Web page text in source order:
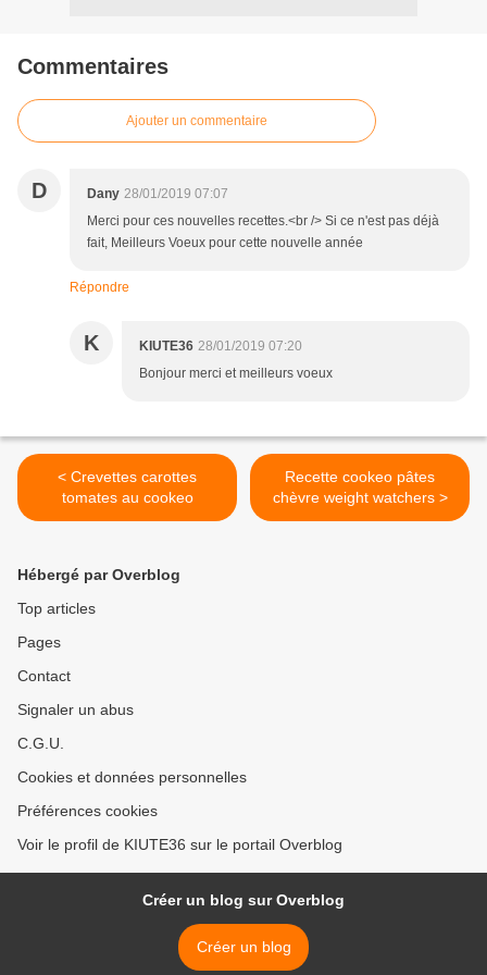
Commentaires
Ajouter un commentaire
D Dany 28/01/2019 07:07
Merci pour ces nouvelles recettes.<br /> Si ce n'est pas déjà
fait, Meilleurs Voeux pour cette nouvelle année
Répondre
K KIUTE36 28/01/2019 07:20
Bonjour merci et meilleurs voeux
< Crevettes carottes
tomates au cookeo
Recette cookeo pâtes
chèvre weight watchers >
Hébergé par Overblog
Top articles
Pages
Contact
Signaler un abus
C.G.U.
Cookies et données personnelles
Préférences cookies
Voir le profil de KIUTE36 sur le portail Overblog
Créer un blog sur Overblog
Créer un blog